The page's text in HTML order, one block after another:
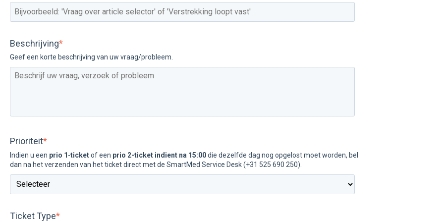
Beschrijving*
Geef een korte beschrijving van uw vraag/probleem.
Prioriteit*
Indien u een prio 1 -ticketof een prio 2-ticket indient na 15:00die dezelfde dag nog opgelost moet worden, bel
dan na het verzenden van het ticket direct met de SmartMed Service Desk (+31 525 690 250).
Ticket Type*